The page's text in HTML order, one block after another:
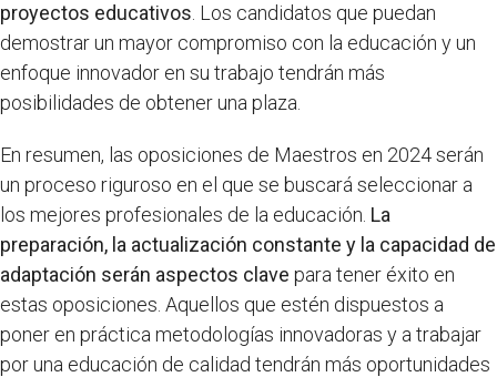
proyectos educativos . Los candidatos que puedan
demostrar un mayor compromiso con la educación y un
enfoque innovador en su trabajo tendrán más
posibilidades de obtener una plaza.
En resumen, las oposiciones de Maestros en 2024 serán
un proceso riguroso en el que se buscará seleccionar a
los mejores profesionales de la educación. La
preparación, la actualización constante y la capacidad de
adaptación serán aspectos clave para tener éxito en
estas oposiciones. Aquellos que estén dispuestos a
poner en práctica metodologías innovadoras y a trabajar
por una educación de calidad tendrán más oportunidades